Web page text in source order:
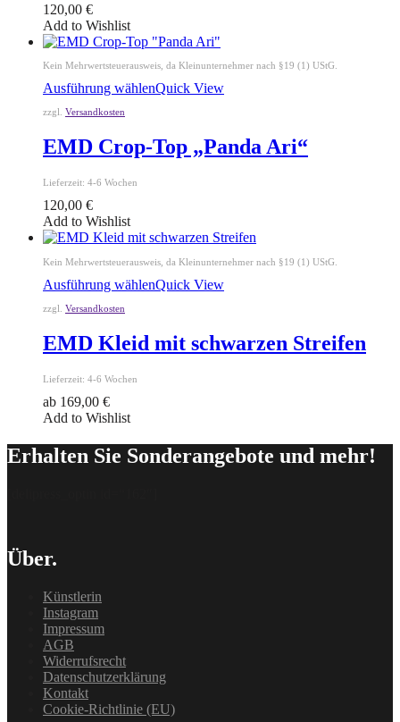
120,00 €
Add to Wishlist
Kein Mehrwertsteuerausweis, da Kleinunternehmer nach §19 (1) UStG.
Ausführung wählenQuick View
zzgl. Versandkosten
EMD Crop-Top „Panda Ari“
Lieferzeit: 4-6 Wochen
120,00 €
Add to Wishlist
Kein Mehrwertsteuerausweis, da Kleinunternehmer nach §19 (1) UStG.
Ausführung wählenQuick View
zzgl. Versandkosten
EMD Kleid mit schwarzen Streifen
Lieferzeit: 4-6 Wochen
ab 169,00 €
Add to Wishlist
Erhalten Sie Sonderangebote und mehr!
Über.
Künstlerin
Instagram
Impressum
AGB
Widerrufsrecht
Datenschutzerklärung
Kontakt
Cookie-Richtlinie (EU)